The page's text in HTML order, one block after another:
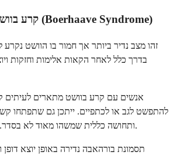
קרע בוושט (תסמונת בורהאבה) (Boerhaave Syndrome)
זהו מצב נדיר ביותר אך חמור בו הוושט נקרע
בדרך כלל לאחר הקאות אלימות וחזקות
אנשים עם קרע בוושט מתארים לעיתים
להתפשט לגב או לכתפיים. ייתכן גם שתפתחו
ותחושה כללית שמשהו מאוד לא בסדר. מצב זה דורש ניתוח חירום.
תסמונת בורהאבה נדירה באופן יוצא